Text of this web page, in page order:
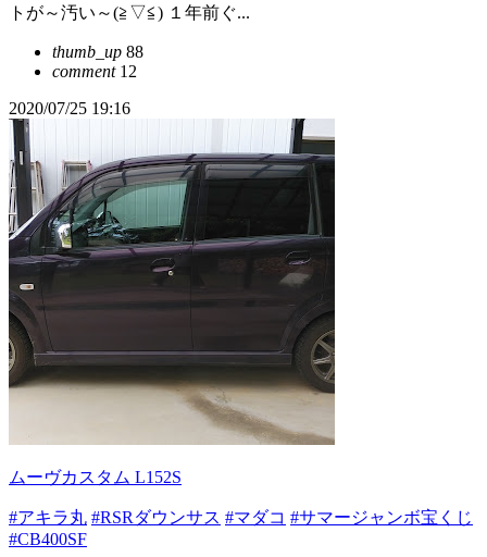
トが～汚い～(≧▽≦) １年前ぐ...
thumb_up 88
comment12
2020/07/25 19:16
ムーヴカスタム L152S
#アキラ丸 #RSRダウンサス #マダコ #サマージャンボ宝くじ
#CB400SF